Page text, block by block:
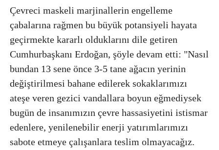
Çevreci maskeli marjinallerin engelleme
çabalarına rağmen bu büyük potansiyeli hayata
geçirmekte kararlı olduklarını dile getiren
Cumhurbaşkanı Erdoğan, şöyle devam etti: "Nasıl
bundan 13 sene önce 3-5 tane ağacın yerinin
değiştirilmesi bahane edilerek sokaklarımızı
ateşe veren gezici vandallara boyun eğmediysek
bugün de insanımızın çevre hassasiyetini istismar
edenlere, yenilenebilir enerji yatırımlarımızı
sabote etmeye çalışanlara teslim olmayacağız.